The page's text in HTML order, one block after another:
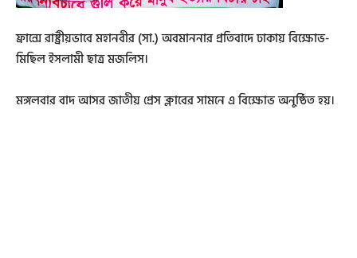
ফ্রান্সে রাষ্ট্রীয়ভাবে মহানবীর (সা.) অবমাননার প্রতিবাদে ঢাকায় বিক্ষোভ-
মিছিল ইসলামী ছাত্র মজলিস।
মঙ্গলবার বাদ আসর জাতীয় প্রেস ক্লাবের সামনে এ বিক্ষোভ অনুষ্ঠিত হয়।